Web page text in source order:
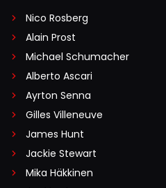
Nico Rosberg
Alain Prost
Michael Schumacher
Alberto Ascari
Ayrton Senna
Gilles Villeneuve
James Hunt
Jackie Stewart
Mika Häkkinen